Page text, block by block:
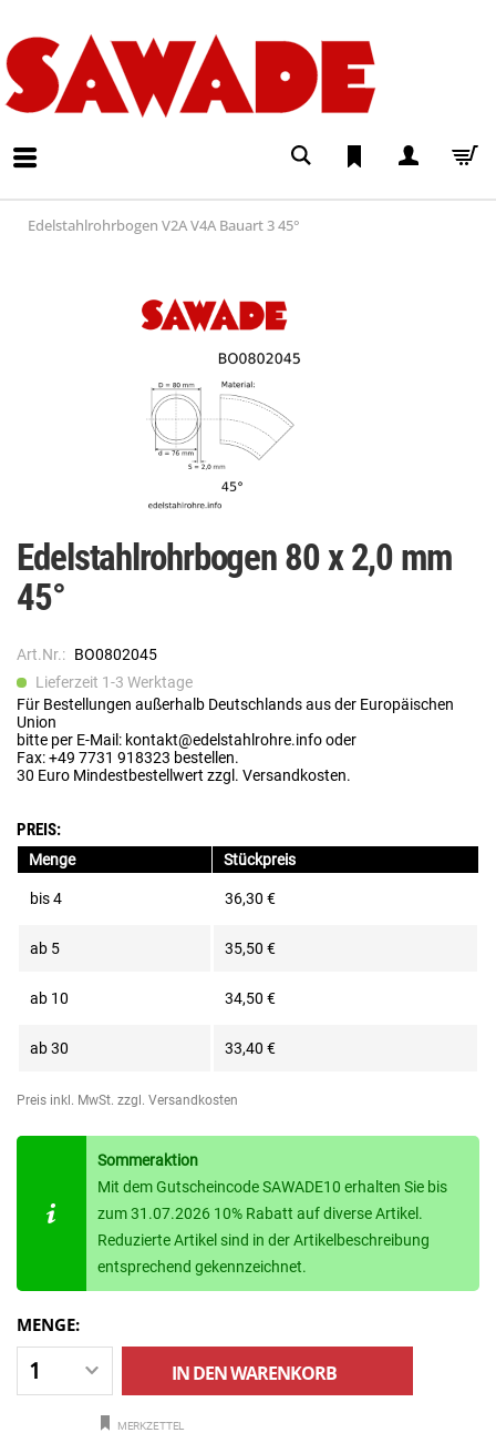
Edelstahlrohrbogen V2A V4A Bauart 3 45°
Edelstahlrohrbogen 80 x 2,0 mm
45°
Art.Nr.: BO0802045
Lieferzeit 1-3 Werktage
Für Bestellungen außerhalb Deutschlands aus der Europäischen
Union
bitte per E-Mail: kontakt@edelstahlrohre.info oder
Fax: +49 7731 918323 bestellen.
30 Euro Mindestbestellwert zzgl. Versandkosten.
PREIS:
Menge Stückpreis
bis4 36,30 €
ab 5 35,50 €
ab 10 34,50 €
ab30 33,40 €
Preis inkl. MwSt. zzgl. Versandkosten
Sommeraktion
Mit dem Gutscheincode SAWADE10 erhalten Sie bis
zum 31.07.2026 10% Rabatt auf diverse Artikel.
Reduzierte Artikel sind in der Artikelbeschreibung
entsprechend gekennzeichnet.
MENGE:
IN DENWARENKORB
MERKZETTEL